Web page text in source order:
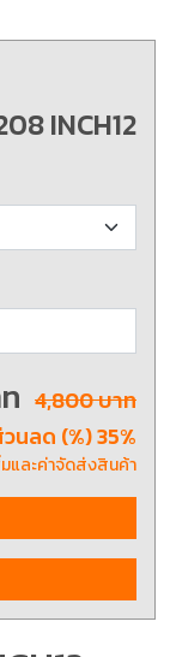
INCH12
4,800 บาท
นลด (%) 35%
และค่าจัดส่งสินค้า